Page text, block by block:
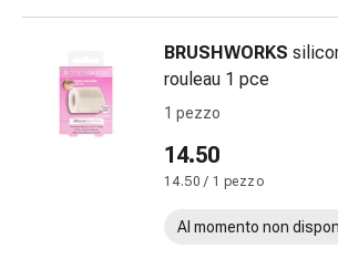
Bende
Garza
Bendaggi
compressivi
BRUSHWORKS
rouleau 1 pce
1 pezzo
14.50
14.50 / 1 pezzo
Al momento non